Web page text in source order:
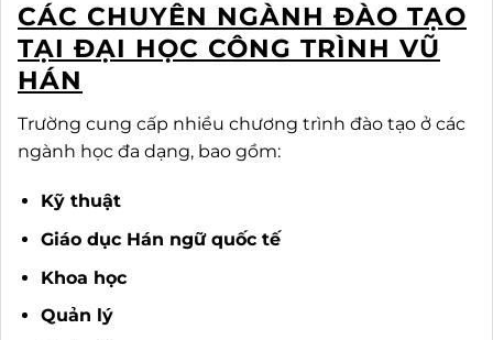
CÁC CHUYÊN NGÀNH ĐÀO TẠO
TẠI ĐẠI HỌC CÔNG TRÌNH VŨ
HÁN
Trường cung cấp nhiều chương trình đào tạo ở các
ngành học đa dạng, bao gồm:
Kỹ thuật
Giáo dục Hán ngữ quốc tế
Khoa học
Quản lý